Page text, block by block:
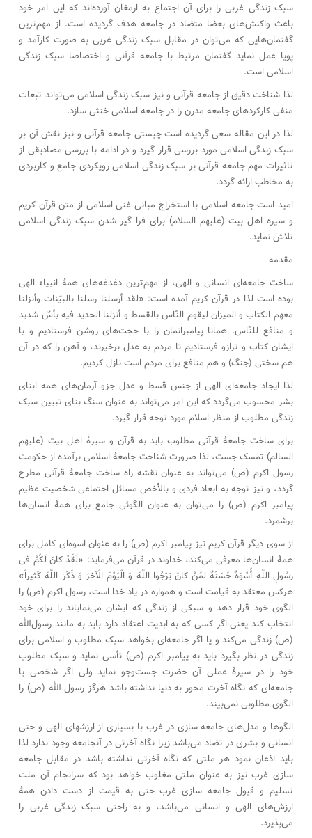
سبک زندگی غربی را برای آن اجتماع به ارمغان آورده‌اند که این امر خود
باعث واکنش‌های بعضا متضاد در جامعه هدف گردیده است. از مهم‌ترین
گفتمان‌هایی که می‌توان در مقابل سبک زندگی غربی به صورت کارآمد و
پویا عمل نماید گفتمان مرتبط با جامعه قرآنی و اختصاصا سبک زندگی
اسلامی است.
لذا شناخت دقیق از جامعه قرآنی و نیز سبک زندگی اسلامی می‌تواند تبعات
منفی کارکردهای جامعه مدرن را در جامعه اسلامی خنثی سازد.
لذا در این مقاله سعی گردیده است چیستی جامعه قرآنی و نیز نقش آن بر
سبک زندگی اسلامی مورد بررسی قرار گیرد و در ادامه با بررسی مصادیقی از
تاثیرات مهم جامعه قرآنی بر سبک زندگی اسلامی رویکردی جامع و کاربردی
به مخاطب ارائه گردد.
امید است جامعه اسلامی با استخراج مبانی غنی اسلامی از متن قرآن کریم
و سیره اهل بیت (علیهم السلام) برای فرا گیر شدن سبک زندگی اسلامی
تلاش نماید.
مقدمه
ساخت جامعه‌ای انسانی و الهی، از مهم‌ترین دغدغه‌های همۀ انبیاء الهی
بوده است لذا در قرآن کریم آمده است: «لقد أرسلنا رسلنا بالبیّنات وأنزلنا
معهم الکتاب و المیزان لیقوم النّاس بالقسط و أنزلنا الحدید فیه بأسٌ شدید
و منافع للنّاس. همانا پیامبرانمان را با حجت‌های روشن فرستادیم و با
ایشان کتاب و ترازو فرستادیم تا مردم به عدل برخیرند، و آهن را که در آن
هم سختی (جنگ) و هم منافع برای مردم است نازل کردیم.
لذا ایجاد جامعه‌ای الهی از جنس قسط و عدل جزو آرمان‌های همه ابنای
بشر محسوب می‌گردد که این امر می‌تواند به عنوان سنگ بنای تبیین سبک
زندگی مطلوب از منظر اسلام مورد توجه قرار گیرد.
برای ساخت جامعۀ قرآنی مطلوب باید به قرآن و سیرۀ اهل بیت (علیهم
السالم) تمسک جست، لذا ضرورت شناخت جامعۀ اسلامی برآمده از حکومت
رسول اکرم (ص) می‌تواند به عنوان نقشه راه ساخت جامعۀ قرآنی مطرح
گردد، و نیز توجه به ابعاد فردی و بالأخص مسائل اجتماعی شخصیت عظیم
پیامبر اکرم (ص) را می‌توان به عنوان الگوئی جامع برای همۀ انسان‌ها
برشمرد.
از سوی دیگر قرآن کریم نیز پیامبر اکرم (ص) را به عنوان اسوه‌ای کامل برای
همۀ انسان‌ها معرفی می‌کند، خداوند در قرآن می‌فرماید: «لَقَدْ کانَ لَکُمْ فی‏
رَسُولِ اللَّهِ أُسْوَهٌ حَسَنَهٌ لِمَنْ کانَ یَرْجُوا اللَّهَ وَ الْیَوْمَ الْآخِرَ وَ ذَکَرَ اللَّهَ کَثیراً»
هرکس معتقد به قیامت است و همواره در یاد خدا است، رسول اکرم (ص) را
الگوی خود قرار دهد و سبکی از زندگی که ایشان می‌نمایاند را برای خود
انتخاب کند یعنی اگر کسی که به ابدیت اعتقاد دارد باید به مانند رسول‌الله
(ص) زندگی می‌کند و یا اگر جامعه‌ای بخواهد سبک مطلوب و اسلامی برای
زندگی در نظر بگیرد باید به پیامبر اکرم (ص) تأسی نماید و سبک مطلوب
خود را در سیرهٔ عملی آن حضرت جست‌و‌جو نماید ولی اگر شخصی یا
جامعه‌ای که نگاه آخرت محور به دنیا نداشته باشد هرگز رسول الله (ص) را
الگوی مطلوبی نمی‌بیند.
الگو‌ها و مدل‌های جامعه سازی در غرب با بسیاری از ارزشهای الهی و حتی
انسانی و بشری در تضاد می‌باشد زیرا نگاه آخرتی در آنجامعه وجود ندارد لذا
باید اذعان نمود هر ملتی که نگاه آخرتی نداشته باشد در مقابل جامعه
سازی غرب نیز به عنوان ملتی مغلوب خواهد بود که سرانجام آن ملت
تسلیم و قبول جامعه سازی غرب حتی به قیمت از دست دادن همۀ
ارزش‌های الهی و انسانی می‌باشد، و به راحتی سبک زندگی غربی را
می‌پذیرد.